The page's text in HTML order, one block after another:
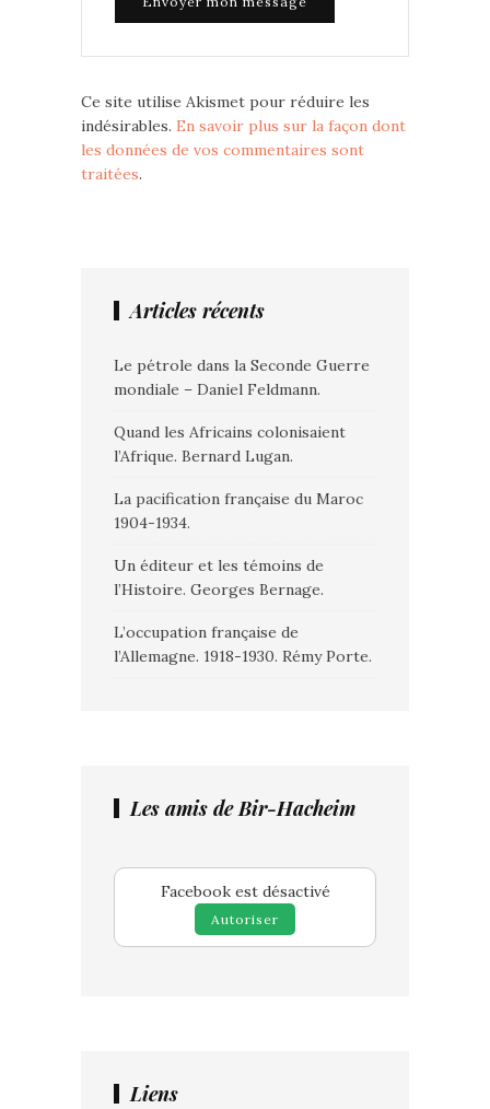
Ce site utilise Akismet pour réduire les
indésirables. En savoir plus sur la façon dont
les données de vos commentaires sont
traitées.
Articles récents
Le pétrole dans la Seconde Guerre
mondiale – Daniel Feldmann.
Quand les Africains colonisaient
l’Afrique. Bernard Lugan.
La pacification française du Maroc
1904-1934.
Un éditeur et les témoins de
l’Histoire. Georges Bernage.
L’occupation française de
l’Allemagne. 1918-1930. Rémy Porte.
Les amis de Bir-Hacheim
Facebook est désactivé
Autoriser
Liens